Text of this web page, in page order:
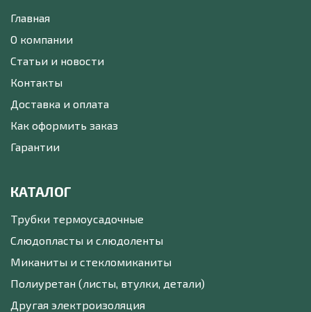
Главная
О компании
Статьи и новости
Контакты
Доставка и оплата
Как оформить заказ
Гарантии
КАТАЛОГ
Трубки термоусадочные
Слюдопласты и слюдоленты
Миканиты и стекломиканиты
Полиуретан (листы, втулки, детали)
Другая электроизоляция